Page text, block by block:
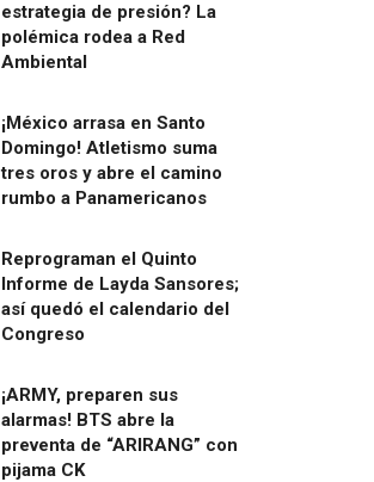
estrategia de presión? La
polémica rodea a Red
Ambiental
¡México arrasa en Santo
Domingo! Atletismo suma
tres oros y abre el camino
rumbo a Panamericanos
Reprograman el Quinto
Informe de Layda Sansores;
así quedó el calendario del
Congreso
¡ARMY, preparen sus
alarmas! BTS abre la
preventa de “ARIRANG” con
pijama CK